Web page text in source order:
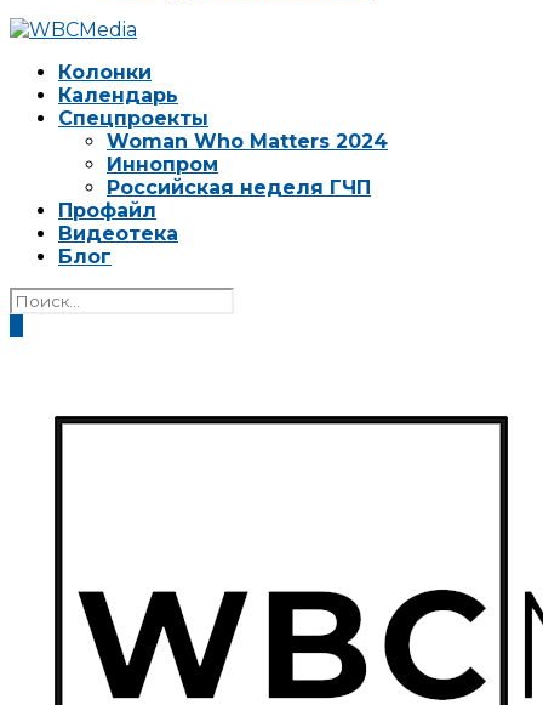
Колонки
Календарь
Спецпроекты
Woman Who Matters 2024
Иннопром
Российская неделя ГЧП
Профайл
Видеотека
Блог